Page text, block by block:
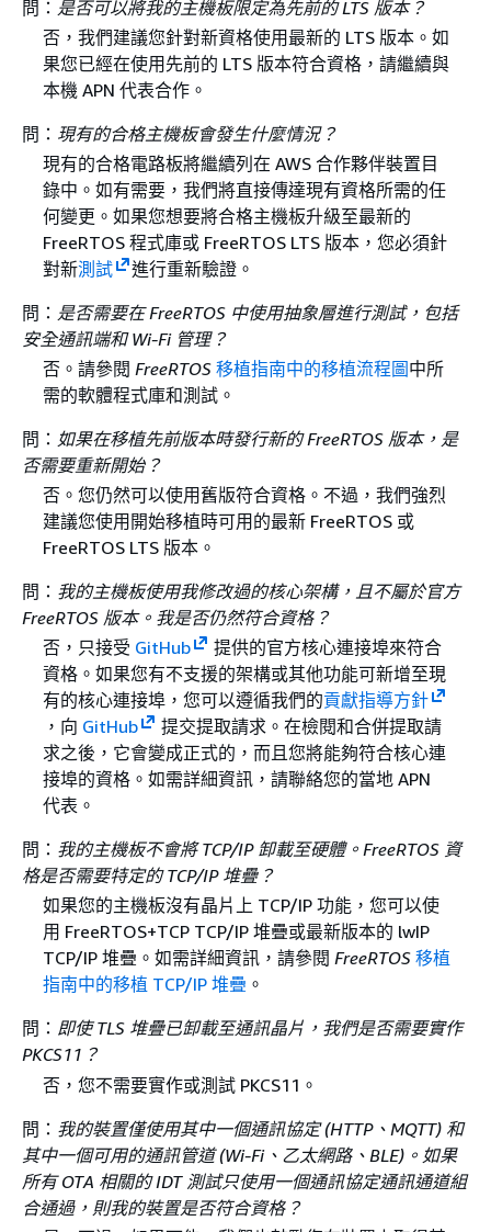
問： 是否可以將我的主機板限定為先前的 LTS 版本？
否，我們建議您針對新資格使用最新的 LTS 版本。如
果您已經在使用先前的 LTS 版本符合資格，請繼續與
本機 APN 代表合作。
問： 現有的合格主機板會發生什麼情況？
現有的合格電路板將繼續列在 AWS 合作夥伴裝置目
錄中。如有需要，我們將直接傳達現有資格所需的任
何變更。如果您想要將合格主機板升級至最新的
FreeRTOS 程式庫或 FreeRTOS LTS 版本，您必須針
對新測試
進行重新驗證。
問： 是否需要在 FreeRTOS 中使用抽象層進行測試，包括
安全通訊端和 Wi-Fi 管理？
否。請參閱 FreeRTOS 移植指南中的移植流程圖中所
需的軟體程式庫和測試。
問： 如果在移植先前版本時發行新的 FreeRTOS 版本，是
否需要重新開始？
否。您仍然可以使用舊版符合資格。不過，我們強烈
建議您使用開始移植時可用的最新 FreeRTOS 或
FreeRTOS LTS 版本。
問： 我的主機板使用我修改過的核心架構，且不屬於官方
FreeRTOS 版本。我是否仍然符合資格？
否，只接受 GitHub
提供的官方核心連接埠來符合
資格。如果您有不支援的架構或其他功能可新增至現
有的核心連接埠，您可以遵循我們的貢獻指導方針
，向 GitHub
提交提取請求。在檢閱和合併提取請
求之後，它會變成正式的，而且您將能夠符合核心連
接埠的資格。如需詳細資訊，請聯絡您的當地 APN
代表。
問： 我的主機板不會將 TCP/IP 卸載至硬體。FreeRTOS 資
格是否需要特定的 TCP/IP 堆疊？
如果您的主機板沒有晶片上 TCP/IP 功能，您可以使
用 FreeRTOS+TCP TCP/IP 堆疊或最新版本的 lwIP
TCP/IP 堆疊。如需詳細資訊，請參閱 FreeRTOS 移植
指南中的移植 TCP/IP 堆疊 。
問： 即使 TLS 堆疊已卸載至通訊晶片，我們是否需要實作
PKCS11？
否，您不需要實作或測試 PKCS11。
問： 我的裝置僅使用其中一個通訊協定 (HTTP、MQTT) 和
其中一個可用的通訊管道 (Wi-Fi、乙太網路、BLE)。如果
所有 OTA 相關的 IDT 測試只使用一個通訊協定通訊通道組
合通過，則我的裝置是否符合資格？